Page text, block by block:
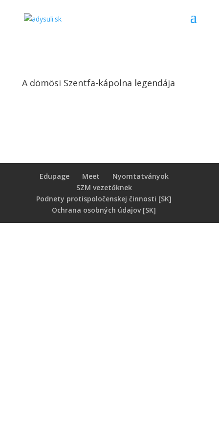
A dömösi Szentfa-kápolna legendája
Edupage Meet
Nyomtatványok
SZM vezetőknek
Podnety protispoločenskej činnosti [SK]
Ochrana osobných údajov [SK]